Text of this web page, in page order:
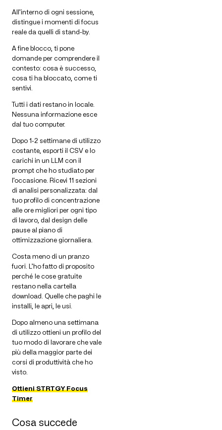
All’interno di ogni sessione,
distingue i momenti di focus
reale da quelli di stand-by.
A fine blocco, ti pone
domande per comprendere il
contesto: cosa è successo,
cosa ti ha bloccato, come ti
sentivi.
Tutti i dati restano in locale.
Nessuna informazione esce
dal tuo computer.
Dopo 1-2 settimane di utilizzo
costante, esporti il CSV e lo
carichi in un LLM con il
prompt che ho studiato per
l’occasione. Ricevi 11 sezioni
di analisi personalizzata: dal
tuo profilo di concentrazione
alle ore migliori per ogni tipo
di lavoro, dal design delle
pause al piano di
ottimizzazione giornaliera.
Costa meno di un pranzo
fuori. L’ho fatto di proposito
perché le cose gratuite
restano nella cartella
download. Quelle che paghi le
installi, le apri, le usi.
Dopo almeno una settimana
di utilizzo ottieni un profilo del
tuo modo di lavorare che vale
più della maggior parte dei
corsi di produttività che ho
visto.
Ottieni STRTGY Focus
Timer
Cosa succede